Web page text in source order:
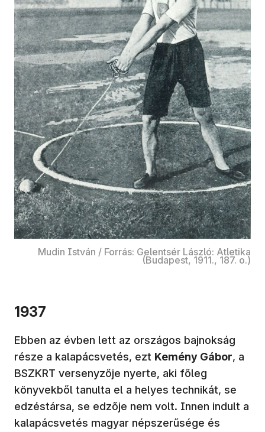
Mudin István / Forrás: Gelentsér László: Atletika
(Budapest, 1911., 187. o.)
1937
Ebben az évben lett az országos bajnokság
része a kalapácsvetés, ezt Kemény Gábor, a
BSZKRT versenyzője nyerte, aki főleg
könyvekből tanulta el a helyes technikát, se
edzéstársa, se edzője nem volt. Innen indult a
kalapácsvetés magyar népszerűsége és